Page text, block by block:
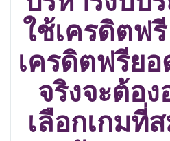
ใช้เครดิตฟ
เครดิตฟรีย
จริงจะต้อ
เลือกเกมที่